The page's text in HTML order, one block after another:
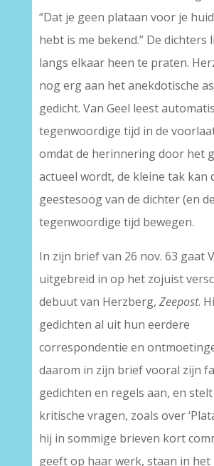
“Dat je geen plataan voor je
hebt is me bekend.” De dichters
langs elkaar heen te praten.
nog erg aan het anekdotische
gedicht. Van Geel leest
tegenwoordige tijd in de
omdat de herinnering door het
actueel wordt, de kleine tak kan
geestesoog van de dichter (en
tegenwoordige tijd bewegen.
In zijn brief van 26 nov. 63 gaat
uitgebreid in op het zojuist
debuut van Herzberg, Zeepost.
gedichten al uit hun eerdere
correspondentie en
daarom in zijn brief vooral zijn
gedichten en regels aan, en
kritische vragen, zoals over
hij in sommige brieven kort
geeft op haar werk, staan in het